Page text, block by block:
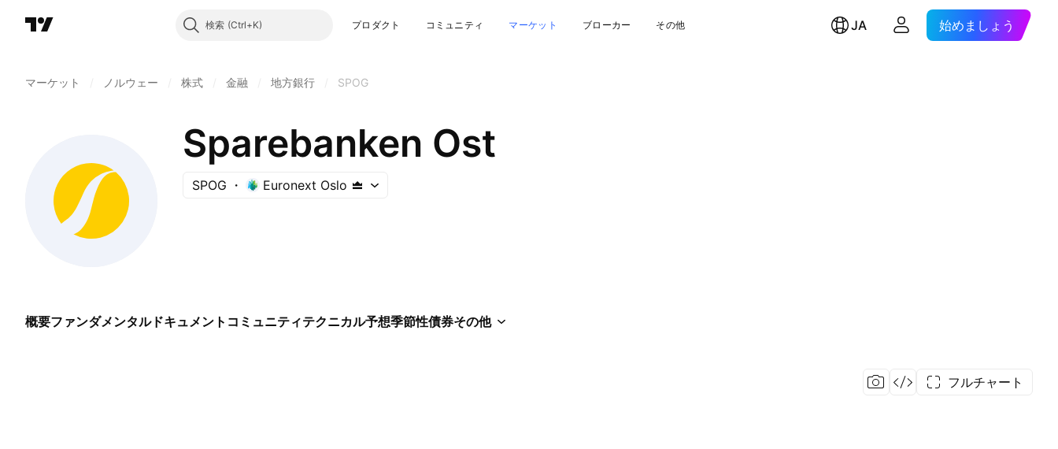
検索 プロダクト コミュニティ マーケット ブローカー その他 JA 始めましょう
マーケット ノルウェー 株式 金融 地方銀行 SPOG
Sparebanken Ost
SPOG Euronext Oslo
概要ファンダメンタルドキュメント コミュニティテクニカル予想季節性債券その他
フルチャート